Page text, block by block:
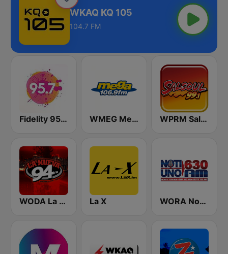
WKAQ KQ 105
104.7 FM
Fidelity 95.7 FM WMEG Mega 106.9 FM WPRM Salsoul 99.1 FM
WODA La Nueva 94 FM La X WORA Noti Uno 630 AM